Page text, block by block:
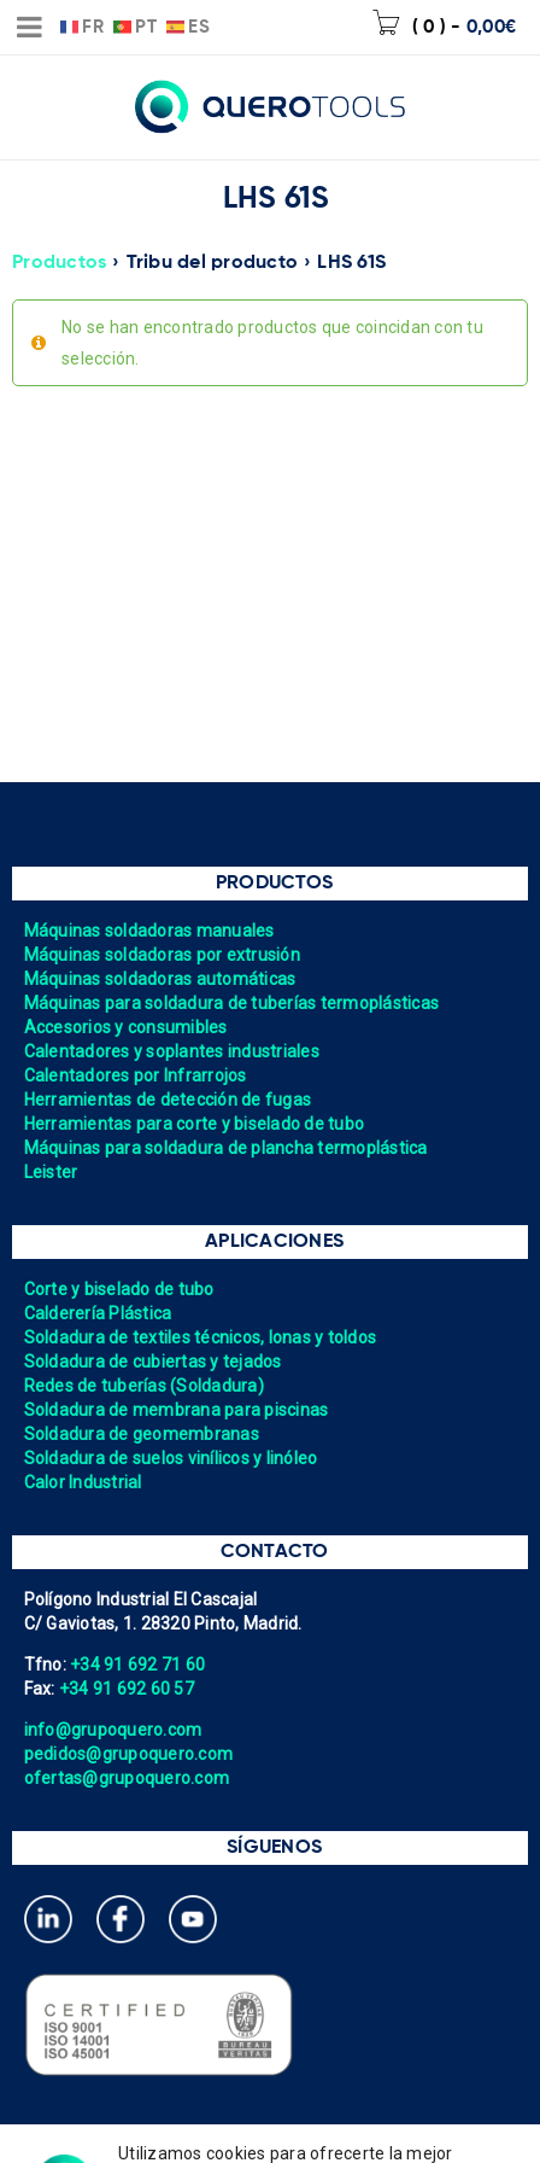
FR PT ES ( 0 ) - 0,00€
LHS 61S
Productos › Tribu del producto › LHS 61S
No se han encontrado productos que coincidan con tu
selección.
PRODUCTOS
Máquinas soldadoras manuales
Máquinas soldadoras por extrusión
Máquinas soldadoras automáticas
Máquinas para soldadura de tuberías termoplásticas
Accesorios y consumibles
Calentadores y soplantes industriales
Calentadores por Infrarrojos
Herramientas de detección de fugas
Herramientas para corte y biselado de tubo
Máquinas para soldadura de plancha termoplástica
Leister
APLICACIONES
Corte y biselado de tubo
Calderería Plástica
Soldadura de textiles técnicos, lonas y toldos
Soldadura de cubiertas y tejados
Redes de tuberías (Soldadura)
Soldadura de membrana para piscinas
Soldadura de geomembranas
Soldadura de suelos vinílicos y linóleo
Calor Industrial
CONTACTO
Polígono Industrial El Cascajal
C/ Gaviotas, 1. 28320 Pinto, Madrid.
Tfno: +34 91 692 71 60
Fax: +34 91 692 60 57
info@grupoquero.com
pedidos@grupoquero.com
ofertas@grupoquero.com
SÍGUENOS
Política de privacidad
Utilizamos cookies para ofrecerte la mejor